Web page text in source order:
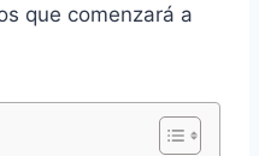
que comenzará a